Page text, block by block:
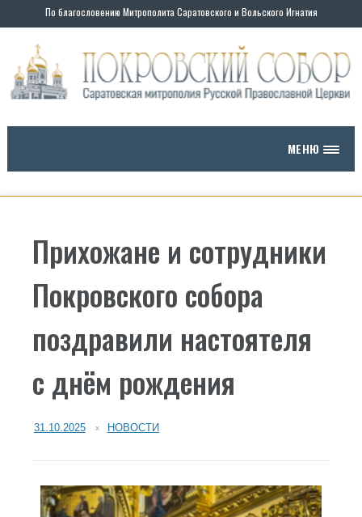
По благословению Митрополита Саратовского и Вольского Игнатия
МЕНЮ
Прихожане и сотрудники
Покровского собора
поздравили настоятеля
с днём рождения
31.10.2025 НОВОСТИ